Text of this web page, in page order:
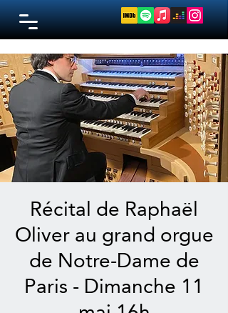
Récital de Raphaël
Oliver au grand orgue
de Notre-Dame de
Paris - Dimanche 11